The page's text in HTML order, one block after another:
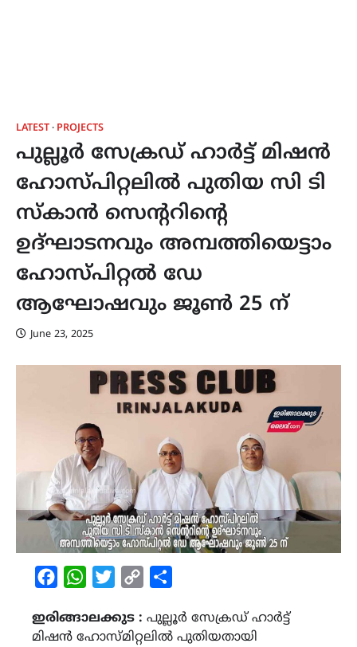
LATEST PROJECTS
പുല്ലൂർ സേക്രഡ് ഹാർട്ട് മിഷൻ
ഹോസ്പിറ്റലിൽ പുതിയ സി ടി
സ്കാൻ സെന്ററിന്റെ
ഉദ്ഘാടനവും അമ്പത്തിയെട്ടാം
ഹോസ്പിറ്റൽ ഡേ
ആഘോഷവും ജൂൺ 25 ന്
June 23, 2025
FacebookWhatsAppTwitterCopy
ഇരിങ്ങാലക്കുട : പുല്ലൂർ സേക്രഡ് ഹാർട്ട്
മിഷൻ ഹോസ്മിറ്റലിൽ പുതിയതായി